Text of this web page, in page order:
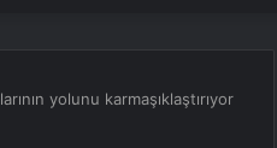
yolunu karmaşıklaştırıyor